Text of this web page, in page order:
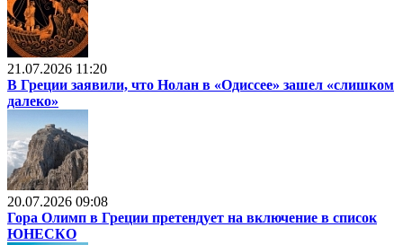
21.07.2026 11:20
В Греции заявили, что Нолан в «Одиссее» зашел «слишком
далеко»
20.07.2026 09:08
Гора Олимп в Греции претендует на включение в список
ЮНЕСКО